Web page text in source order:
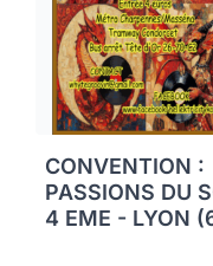
CONVENTION :
PASSIONS DU
4 EME - LYON